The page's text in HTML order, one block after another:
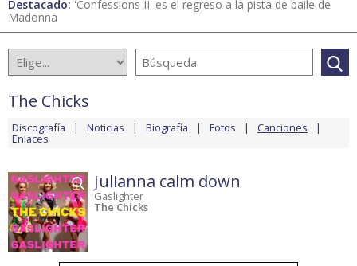
Destacado: 'Confessions II' es el regreso a la pista de baile de
Madonna
The Chicks
Discografía Noticias Biografía Fotos Canciones
Enlaces
Julianna calm down
Gaslighter
The Chicks